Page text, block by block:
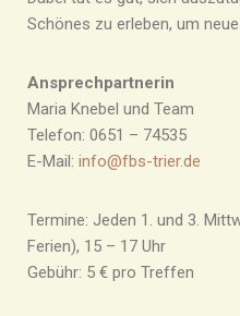
Schönes zu erleben, um
Ansprechpartnerin
Maria Knebel und Team
Telefon: 0651 – 74535
E-Mail: info@fbs-trier.de
Termine: Jeden 1. und 3.
Ferien), 15 – 17 Uhr
Gebühr: 5 € pro Treffen